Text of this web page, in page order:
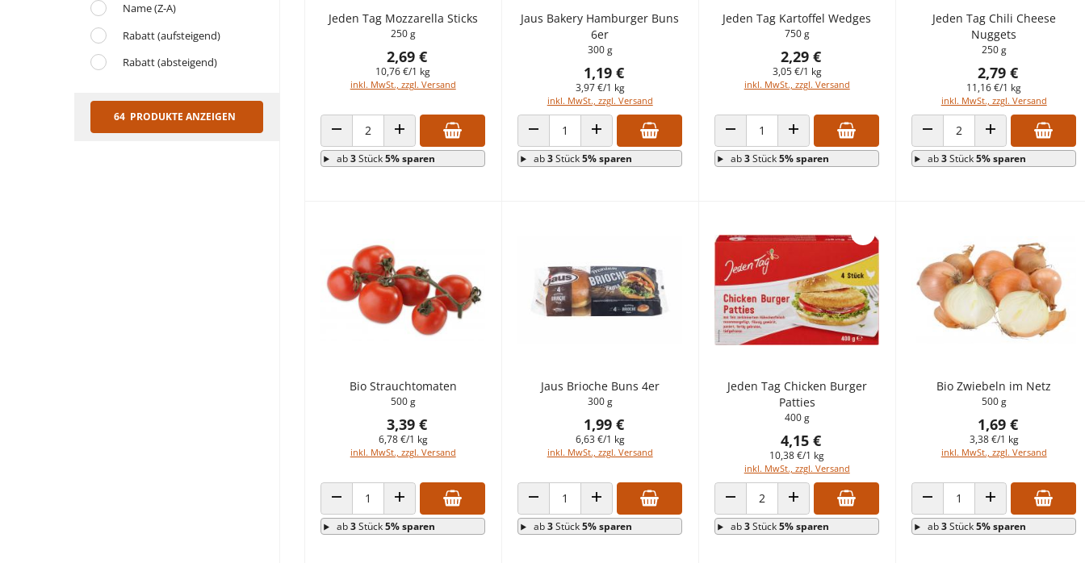
Name (Z-A)
Rabatt (aufsteigend)
Rabatt (absteigend)
64 PRODUKTE ANZEIGEN
Jeden Tag Mozzarella Sticks
250 g
2,69 €
10,76 €/1 kg
inkl. MwSt., zzgl. Versand
ANZAHL VERRINGERNANZAHL ERHÖHEN
ab3Stück5% sparen
Jaus Bakery Hamburger Buns
6er
300 g
1,19 €
3,97 €/1 kg
inkl. MwSt., zzgl. Versand
ANZAHL VERRINGERNANZAHL ERHÖHEN
ab3Stück5% sparen
Jeden Tag Kartoffel Wedges
750 g
2,29 €
3,05 €/1 kg
inkl. MwSt., zzgl. Versand
ANZAHL VERRINGERNANZAHL ERHÖHEN
ab3Stück5% sparen
Jeden Tag Chili Cheese
Nuggets
250 g
2,79 €
11,16 €/1 kg
inkl. MwSt., zzgl. Versand
ANZAHL VERRINGERNANZAHL ERHÖHEN
ab3Stück5% sparen
Bio Strauchtomaten
500 g
3,39 €
6,78 €/1 kg
inkl. MwSt., zzgl. Versand
ANZAHL VERRINGERNANZAHL ERHÖHEN
ab3Stück5% sparen
Jaus Brioche Buns 4er
300 g
1,99 €
6,63 €/1 kg
inkl. MwSt., zzgl. Versand
ANZAHL VERRINGERNANZAHL ERHÖHEN
ab3Stück5% sparen
Jeden Tag Chicken Burger
Patties
400 g
4,15 €
10,38 €/1 kg
inkl. MwSt., zzgl. Versand
ANZAHL VERRINGERNANZAHL ERHÖHEN
ab3Stück5% sparen
Bio Zwiebeln im Netz
500 g
1,69 €
3,38 €/1 kg
inkl. MwSt., zzgl. Versand
ANZAHL VERRINGERNANZAHL ERHÖHEN
ab3Stück5% sparen